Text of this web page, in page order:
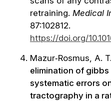
retraining. Medical
87:102812.
https://doi.org/
Mazur‑Rosmus, A.
elimination of
systematic errors
tractography in a